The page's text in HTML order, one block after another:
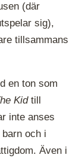
(där
sig),
tillsammans
en ton som
Kidtill
inte anses
och i
Även i